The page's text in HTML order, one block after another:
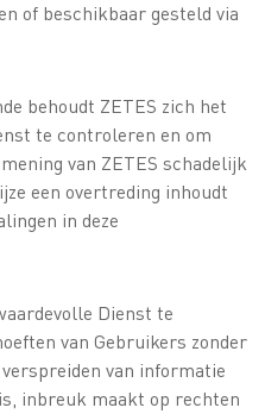
of beschikbaar gesteld via
behoudt ZETES zich het
te controleren en om
van ZETES schadelijk
een overtreding inhoudt
in deze
Dienst te
van Gebruikers zonder
van informatie
inbreuk maakt op rechten